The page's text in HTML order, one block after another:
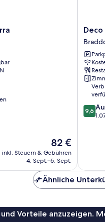
Der
Preis
beträgt
82 €
inkl. Steuern & Gebühren
4. Sept.–5. Sept.
Deco
Hotel
9.6
von
9,6
Ähnliche
Vorteile anzuzeigen.